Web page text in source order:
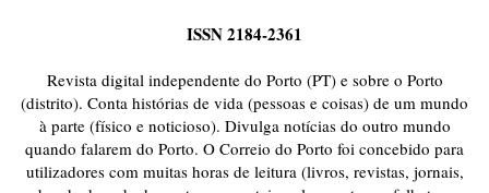
ISSN 2184-2361
Revista digital independente do Porto (PT) e sobre o Porto
(distrito). Conta histórias de vida (pessoas e coisas) de um mundo
à parte (físico e noticioso). Divulga notícias do outro mundo
quando falarem do Porto. O Correio do Porto foi concebido para
utilizadores com muitas horas de leitura (livros, revistas, jornais,